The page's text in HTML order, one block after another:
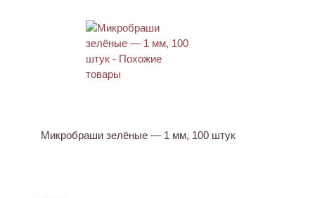
Микробраши зелёные — 1 мм, 100 штук